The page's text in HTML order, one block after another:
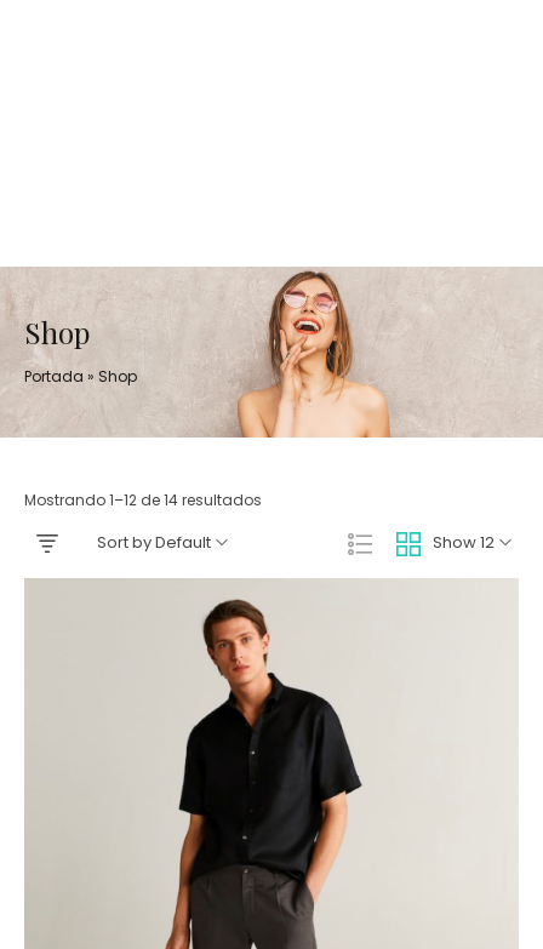
Shop
Portada » Shop
Mostrando 1–12 de 14 resultados
Show 12
Sort by Default